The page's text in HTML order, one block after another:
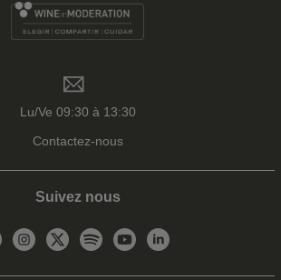
Lu/Ve 09:30 à 13:30
Contactez-nous
Suivez nous